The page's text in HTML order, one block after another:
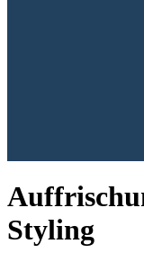
Styling